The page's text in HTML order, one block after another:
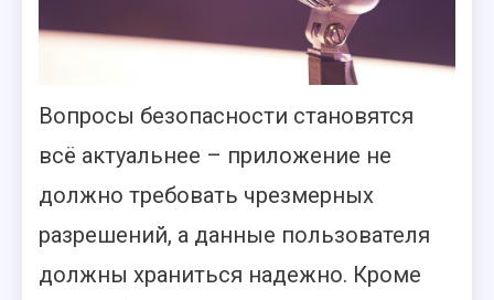
Вопросы безопасности становятся
всё актуальнее – приложение не
должно требовать чрезмерных
разрешений, а данные пользователя
должны храниться надежно. Кроме